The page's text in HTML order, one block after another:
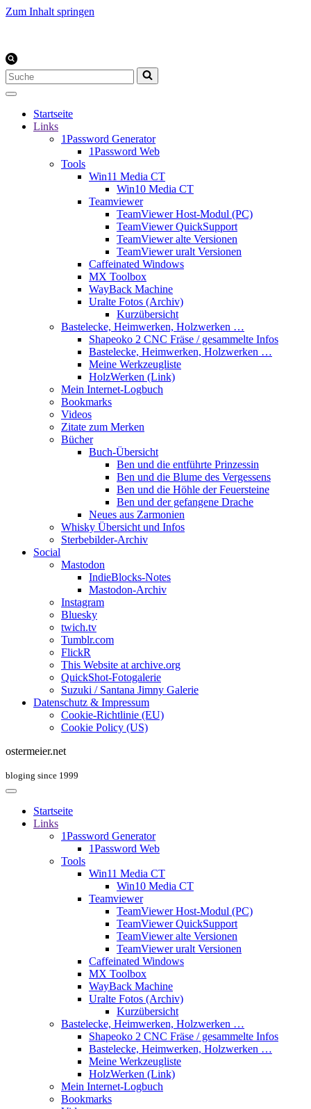
Zum Inhalt springen
Suchen
nach …
Startseite
Links
1Password Generator
1Password Web
Tools
Win11 Media CT
Win10 Media CT
Teamviewer
TeamViewer Host-Modul (PC)
TeamViewer QuickSupport
TeamViewer alte Versionen
TeamViewer uralt Versionen
Caffeinated Windows
MX Toolbox
WayBack Machine
Uralte Fotos (Archiv)
Kurzübersicht
Bastelecke, Heimwerken, Holzwerken …
Shapeoko 2 CNC Fräse / gesammelte Infos
Bastelecke, Heimwerken, Holzwerken …
Meine Werkzeugliste
HolzWerken (Link)
Mein Internet-Logbuch
Bookmarks
Videos
Zitate zum Merken
Bücher
Buch-Übersicht
Ben und die entführte Prinzessin
Ben und die Blume des Vergessens
Ben und die Höhle der Feuersteine
Ben und der gefangene Drache
Neues aus Zarmonien
Whisky Übersicht und Infos
Sterbebilder-Archiv
Social
Mastodon
IndieBlocks-Notes
Mastodon-Archiv
Instagram
Bluesky
twich.tv
Tumblr.com
FlickR
This Website at archive.org
QuickShot-Fotogalerie
Suzuki / Santana Jimny Galerie
Datenschutz & Impressum
Cookie-Richtlinie (EU)
Cookie Policy (US)
ostermeier.net
bloging since 1999
Startseite
Links
1Password Generator
1Password Web
Tools
Win11 Media CT
Win10 Media CT
Teamviewer
TeamViewer Host-Modul (PC)
TeamViewer QuickSupport
TeamViewer alte Versionen
TeamViewer uralt Versionen
Caffeinated Windows
MX Toolbox
WayBack Machine
Uralte Fotos (Archiv)
Kurzübersicht
Bastelecke, Heimwerken, Holzwerken …
Shapeoko 2 CNC Fräse / gesammelte Infos
Bastelecke, Heimwerken, Holzwerken …
Meine Werkzeugliste
HolzWerken (Link)
Mein Internet-Logbuch
Bookmarks